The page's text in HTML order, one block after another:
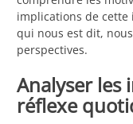
implications de
qui nous est dit,
perspectives.
Analyser les
réflexe